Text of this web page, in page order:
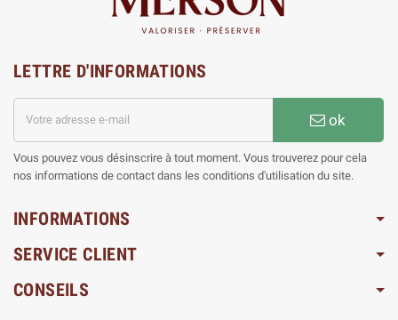
LETTRE D'INFORMATIONS
ok
Vous pouvez vous désinscrire à tout moment. Vous trouverez pour cela
nos informations de contact dans les conditions d'utilisation du site.
INFORMATIONS
SERVICE CLIENT
CONSEILS